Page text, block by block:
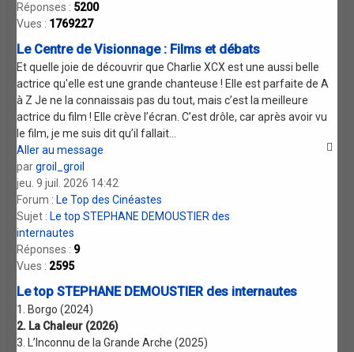
Réponses : 5200
Vues : 1769227
Le Centre de Visionnage : Films et débats
Et quelle joie de découvrir que Charlie XCX est une aussi belle
actrice qu'elle est une grande chanteuse ! Elle est parfaite de A
à Z Je ne la connaissais pas du tout, mais c’est la meilleure
actrice du film ! Elle crève l’écran. C’est drôle, car après avoir vu
le film, je me suis dit qu’il fallait...
Aller au message
pargroil_groil
jeu. 9 juil. 2026 14:42
Forum : Le Top des Cinéastes
Sujet : Le top STEPHANE DEMOUSTIER des
internautes
Réponses : 9
Vues : 2595
Le top STEPHANE DEMOUSTIER des internautes
1. Borgo (2024)
2. La Chaleur (2026)
3. L’Inconnu de la Grande Arche (2025)